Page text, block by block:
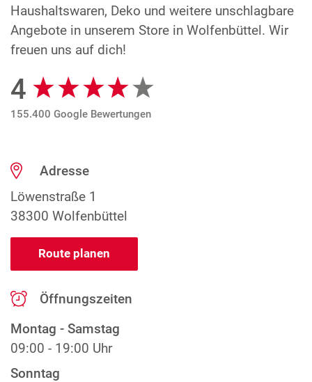
Haushaltswaren, Deko und weitere unschlagbare
Angebote in unserem Store in Wolfenbüttel. Wir
freuen uns auf dich!
Google Bewertungen
4
155.400 Google Bewertungen
Adresse
Löwenstraße 1
38300 Wolfenbüttel
Route planen
Öffnungszeiten
Montag - Samstag
09:00 - 19:00 Uhr
Sonntag